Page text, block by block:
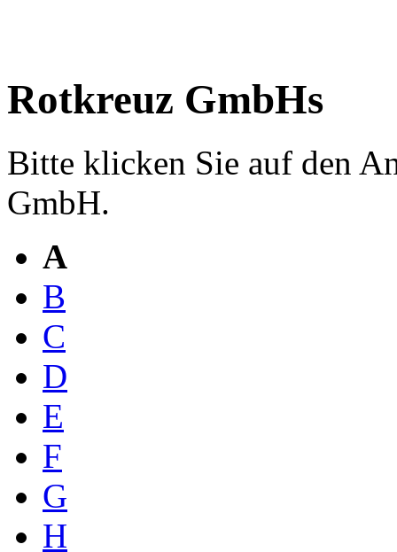
Rotkreuz GmbHs
Bitte klicken Sie auf den
GmbH.
A
B
C
D
E
F
G
H